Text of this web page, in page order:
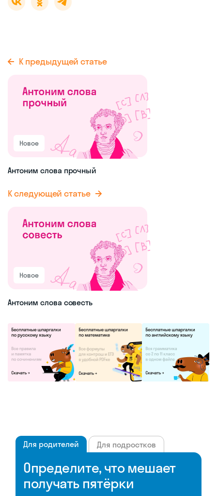
К предыдущей статье
Новое
Антоним слова прочный
К следующей статье
Новое
Антоним слова совесть
Для родителей Для подростков
Определите, что мешает
получать пятёрки